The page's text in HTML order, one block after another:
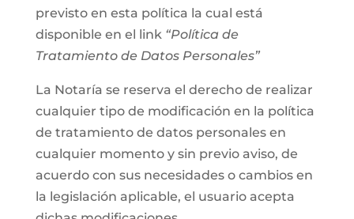
previsto en esta política la cual está
disponible en el link “Política de
Tratamiento de Datos Personales”
La Notaría se reserva el derecho de realizar
cualquier tipo de modificación en la política
de tratamiento de datos personales en
cualquier momento y sin previo aviso, de
acuerdo con sus necesidades o cambios en
la legislación aplicable, el usuario acepta